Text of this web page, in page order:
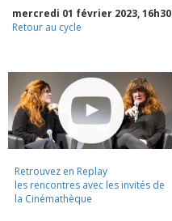
mercredi 01 février 2023, 16h30
Retour au cycle
Retrouvez en Replay
les rencontres avec les invités de
la Cinémathèque